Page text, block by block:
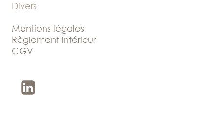
Divers
Mentions légales
Règlement intérieur
CGV